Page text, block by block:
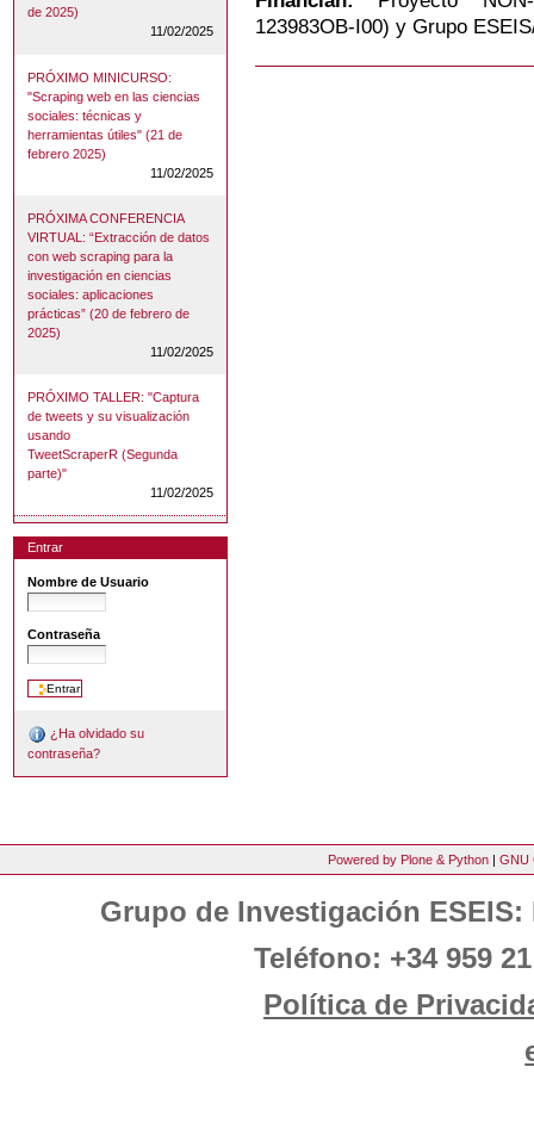
de 2025)
11/02/2025
PRÓXIMO MINICURSO:
"Scraping web en las ciencias
sociales: técnicas y
herramientas útiles" (21 de
febrero 2025)
11/02/2025
PRÓXIMA CONFERENCIA
VIRTUAL: “Extracción de datos
con web scraping para la
investigación en ciencias
sociales: aplicaciones
prácticas” (20 de febrero de
2025)
11/02/2025
PRÓXIMO TALLER: "Captura
de tweets y su visualización
usando
TweetScraperR (Segunda
parte)"
11/02/2025
Entrar
Nombre de Usuario
Contraseña
¿Ha olvidado su
contraseña?
123983OB-I00) yGrupo
Powered by Plone & Python | GNU
Grupo de Investigación
Teléfono: +34 959
Política de